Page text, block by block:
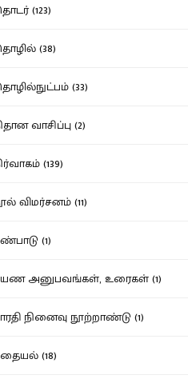
(123)
(38)
(33)
வாசிப்பு (2)
(139)
விமர்சனம் (11)
(1)
அனுபவங்கள், உரைகள் (1)
நினைவு நூற்றாண்டு (1)
(18)